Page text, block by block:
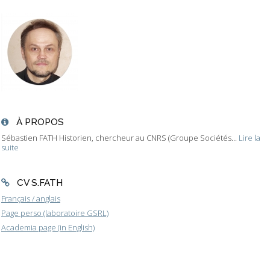
À PROPOS
Sébastien FATH Historien, chercheur au CNRS (Groupe Sociétés... Lire la
suite
CV S.FATH
Français / anglais
Page perso (laboratoire GSRL)
Academia page (in English)